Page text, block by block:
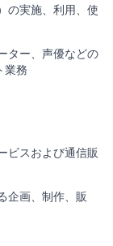
の実施、利用、使
ター、声優などの
業務
ビスおよび通信販
企画、制作、販